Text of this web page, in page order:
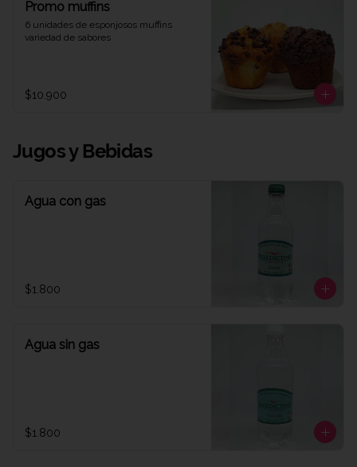
Promo muffins
6 unidades de esponjosos muffins
variedad de sabores
$10.900
Jugos y Bebidas
Agua con gas
$1.800
Agua sin gas
$1.800